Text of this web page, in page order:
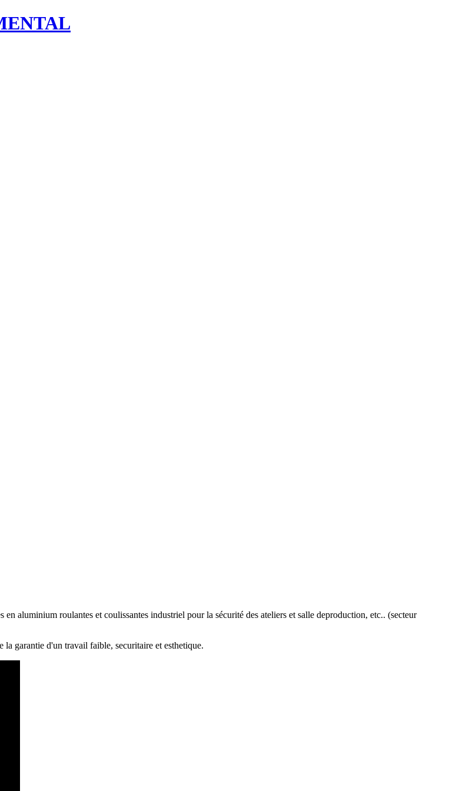
aluminium roulantes et coulissantes industriel pour la sécurité des ateliers et salle deproduction, etc.. (secteur
garantie d'un travail faible, securitaire et esthetique.